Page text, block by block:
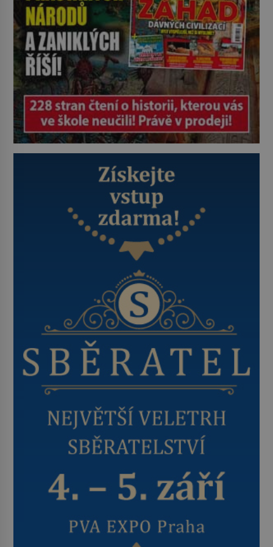
Je 27. května 1991. […]